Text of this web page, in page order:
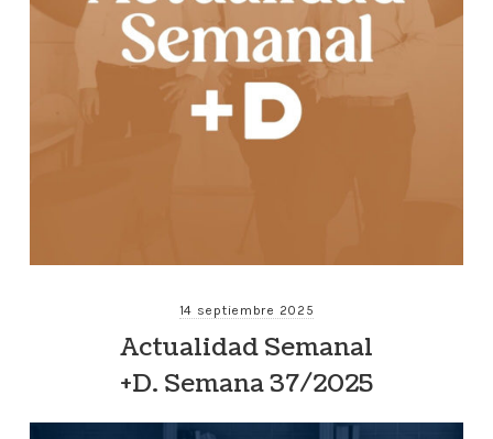
14 septiembre 2025
Actualidad Semanal
+D. Semana 37/2025